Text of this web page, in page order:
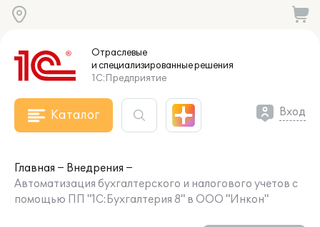
Отраслевые
и специализированныерешения
1С:Предприятие
Каталог Вход
Главная
Внедрения
Автоматизация бухгалтерского и налогового учетов с
помощью ПП "1С:Бухгалтерия 8" в ООО "Инкон"